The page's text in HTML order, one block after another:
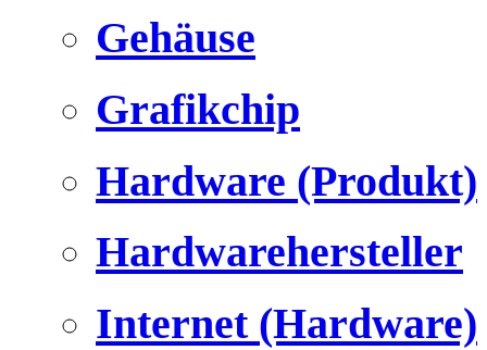
Gehäuse
Grafikchip
Hardware (Produkt)
Hardwarehersteller
Internet (Hardware)